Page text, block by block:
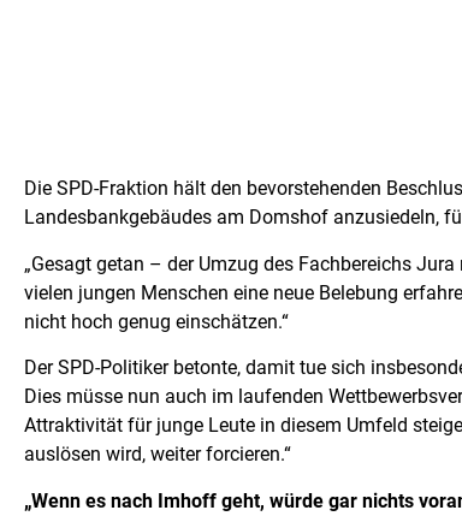
Die SPD-Fraktion hält den bevorstehenden
Landesbankgebäudes am Domshof anzusiedeln,
„Gesagt getan – der Umzug des Fachbereichs
vielen jungen Menschen eine neue Belebung
nicht hoch genug einschätzen.“
Der SPD-Politiker betonte, damit tue sich
Dies müsse nun auch im laufenden
Attraktivität für junge Leute in diesem Umfeld
auslösen wird, weiter forcieren.“
„Wenn es nach Imhoff geht, würde gar nichts